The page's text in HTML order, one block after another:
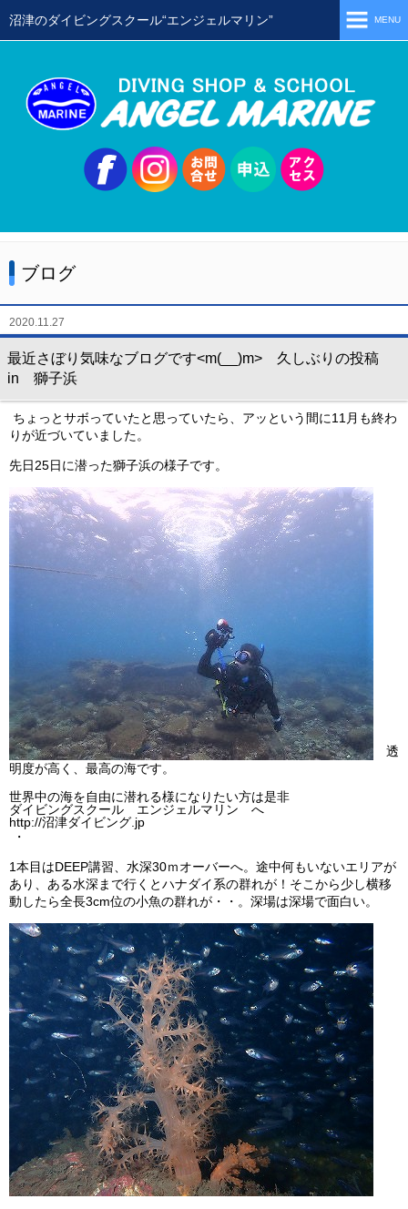
沼津のダイビングスクール“エンジェルマリン” MENU
当店の特徴
スクールメニュー
ステップアップコース
会員限定ツアー
ビッグツアー
イベント
お客様の声
Q & A
ブログ
2020.11.27
最近さぼり気味なブログです<m(__)m> 久しぶりの投稿
in 獅子浜
ちょっとサボっていたと思っていたら、アッという間に11月も終わ
りが近づいていました。
先日25日に潜った獅子浜の様子です。
透
明度が高く、最高の海です。
世界中の海を自由に潜れる様になりたい方は是非
ダイビングスクール エンジェルマリン へ
http://沼津ダイビング.jp
・
1本目はDEEP講習、水深30ｍオーバーへ。途中何もいないエリアが
あり、ある水深まで行くとハナダイ系の群れが！そこから少し横移
動したら全長3cm位の小魚の群れが・・。深場は深場で面白い。